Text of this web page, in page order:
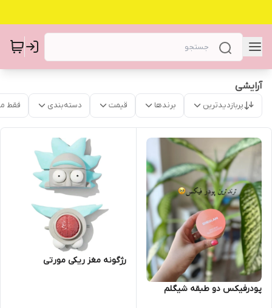
آرایشی
پربازدیدترین برندها قیمت دسته‌بندی فقط
پودرفیکس دو طبقه شیگلم
رژگونه مغز ریکی مورتی